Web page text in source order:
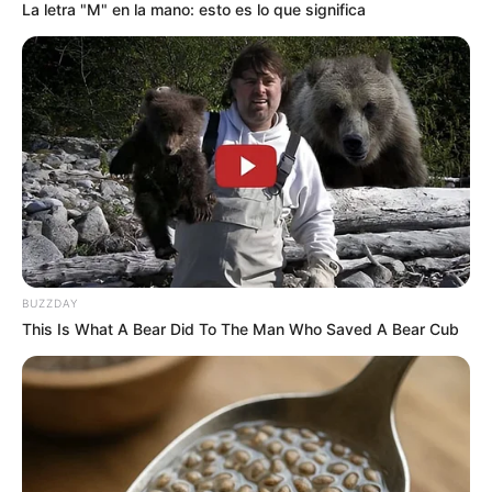
MANTÉNGASE EN ALERTA
Tenemos todas las noticias que le
interesan. Para estar bien informado, por
favor, active las notificaciones de Alerta.
ACTIVAR AHORA
TEMAS DESTACADOS
EMERGENCIAS POR LLUVIAS
METRO DE MEDELLÍN
ELECCIONES PRESIDENCIALES
MARINILLA - ANTIOQUIA
EPM
YONDÓ - ANTIOQUIA
RIONEGRO
La letra "M" en la mano: esto es lo que significa
BUZZDAY
This Is What A Bear Did To The Man Who Saved A Bear Cub